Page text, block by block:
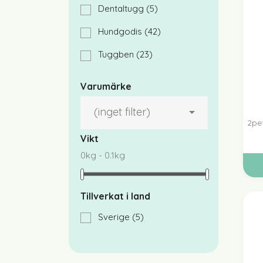
Dentaltugg (5)
Hundgodis (42)
Tuggben (23)
Varumärke
(inget filter) 
Vikt
0kg - 0.1kg
Tillverkat i land
Sverige (5)